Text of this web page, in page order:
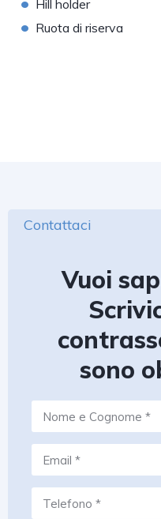
Hill holder
• Ruota di riserva
Contattaci
Vuoi
sono